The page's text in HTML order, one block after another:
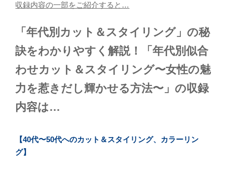
収録内容の一部をご紹介すると…
「年代別カット＆スタイリング」の秘
訣をわかりやすく解説！「年代別似合
わせカット＆スタイリング〜女性の魅
力を惹きだし輝かせる方法〜」の収録
内容は…
【40代〜50代へのカット＆スタイリング、カラーリン
グ】